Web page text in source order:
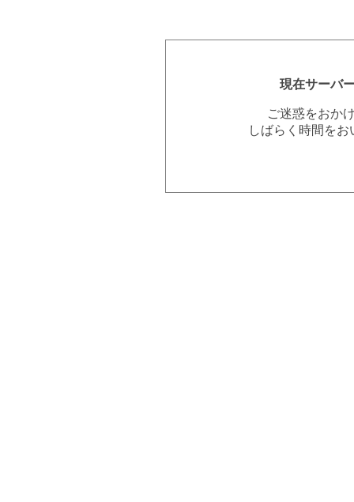
現在サーバ
ご迷惑をおか
しばらく時間を